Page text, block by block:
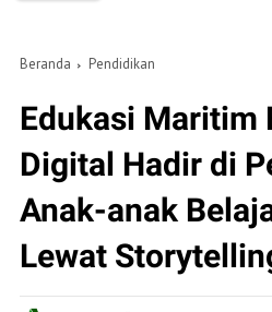
Beranda Pendidikan
Edukasi Maritim
Digital Hadir di
Anak-anak
Lewat